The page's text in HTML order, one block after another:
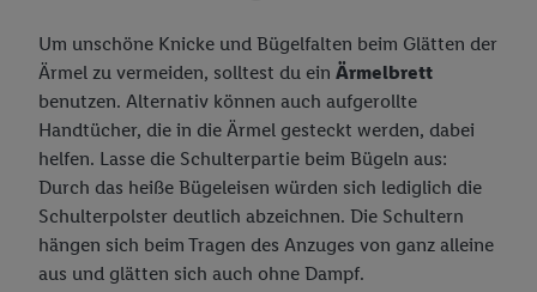
Um unschöne Knicke und Bügelfalten beim Glätten der
Ärmel zu vermeiden, solltest du ein Ärmelbrett
benutzen. Alternativ können auch aufgerollte
Handtücher, die in die Ärmel gesteckt werden, dabei
helfen. Lasse die Schulterpartie beim Bügeln aus:
Durch das heiße Bügeleisen würden sich lediglich die
Schulterpolster deutlich abzeichnen. Die Schultern
hängen sich beim Tragen des Anzuges von ganz alleine
aus und glätten sich auch ohne Dampf.